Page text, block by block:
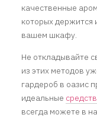
качественные
которых держится
вашем шкафу.
Не откладывайте
из этих методов
гардероб в оазис
идеальные
всегда можете в